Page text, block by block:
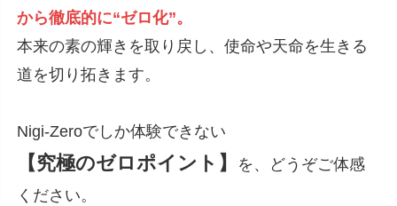
から徹底的に“ゼロ化”。
本来の素の輝きを取り戻し、使命や天命を生きる
道を切り拓きます。
Nigi-Zeroでしか体験できない
【究極のゼロポイント】
を、どうぞご体感
ください。